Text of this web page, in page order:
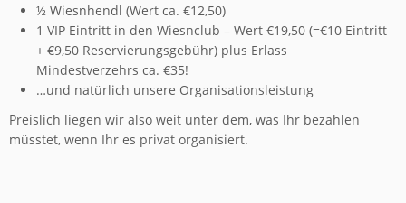
½ Wiesnhendl (Wert ca. €12,50)
1 VIP Eintritt in den Wiesnclub – Wert €19,50 (=€10 Eintritt
+ €9,50 Reservierungsgebühr) plus Erlass
Mindestverzehrs ca. €35!
…und natürlich unsere Organisationsleistung
Preislich liegen wir also weit unter dem, was Ihr bezahlen
müsstet, wenn Ihr es privat organisiert.